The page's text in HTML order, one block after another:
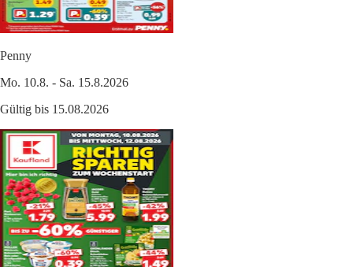
Penny
Mo. 10.8. - Sa. 15.8.2026
Gültig bis 15.08.2026